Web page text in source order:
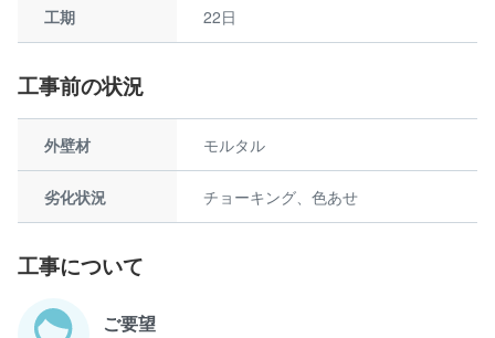
工期 22日
工事前の状況
外壁材 モルタル
劣化状況 チョーキング、色あせ
工事について
ご要望